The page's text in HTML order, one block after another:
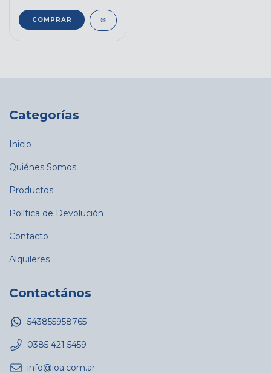
COMPRAR
Categorías
Inicio
Quiénes Somos
Productos
Política de Devolución
Contacto
Alquileres
Contactános
543855958765
0385 421 5459
info@ioa.com.ar